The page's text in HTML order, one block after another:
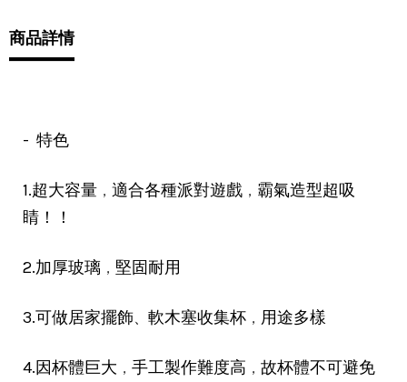
商品詳情
- 特色
1.超大容量 ， 適合各種派對遊戲 ， 霸氣造型超吸
睛！！
2.加厚玻璃 ， 堅固耐用
3.可做居家擺飾、 軟木塞收集杯 ， 用途多樣
4.因杯體巨大 ， 手工製作難度高 ， 故杯體不可避免